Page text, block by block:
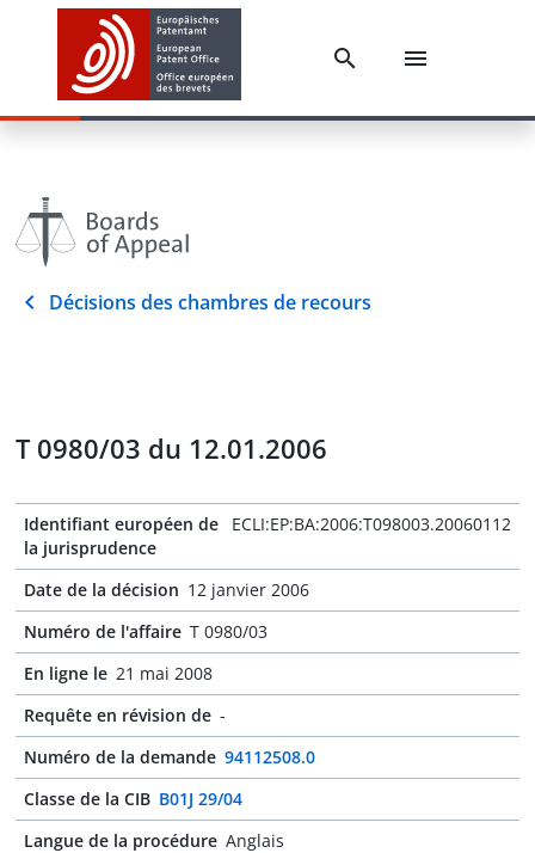
Décisions des chambres de recours
T 0980/03 du 12.01.2006
Identifiant européen de
la jurisprudence
ECLI:EP:BA:2006:T098003.20060112
Date de la décision 12 janvier 2006
Numéro de l'affaire T 0980/03
En ligne le 21 mai 2008
Requête en révision de -
Numéro de la demande 94112508.0
Classe de la CIB B01J 29/04
Langue de la procédure Anglais